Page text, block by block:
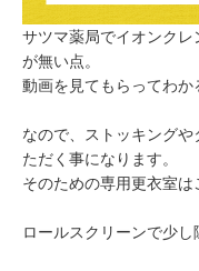
サツマ薬局でイオンク
が無い点。
動画を見てもらってわか
なので、ストッキング
ただく事になります。
そのための専用更衣室は
ロールスクリーンで少し